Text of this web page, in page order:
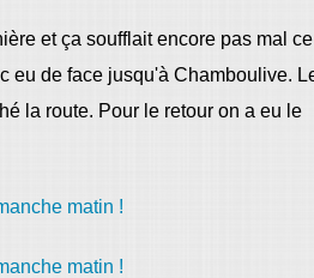
et ça soufflait encore pas mal ce
eu de face jusqu'à Chamboulive.
la route. Pour le retour on a eu le